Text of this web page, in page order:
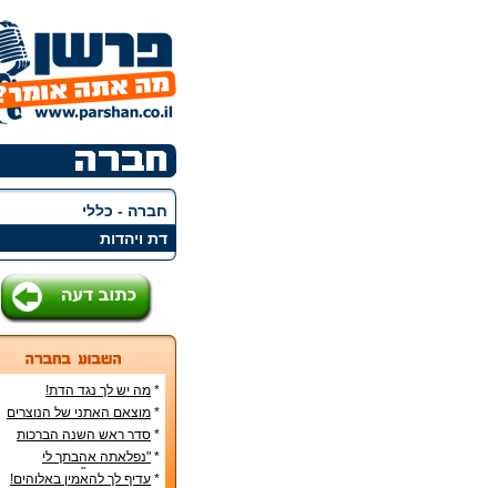
חברה - כללי
דת ויהדות
* מה יש לך נגד הדת!
* מוצאם האתני של הנוצרים
בארץ
* סדר ראש השנה הברכות
והסימנים
* "נפלאתה אהבתך לי
מאהבת נשים"
* עדיף לך להאמין באלוהים!